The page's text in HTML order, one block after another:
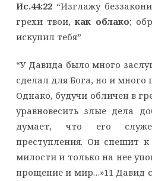
Ис.44:22“Изглажу
грехи твои,как облако;
искупил тебя”
“У Давида было много
сделал для Бога, но и много
Однако, будучи обличен в
уравновесить злые дела
думает, что его
преступления. Он спешит к
милости и только на нее
прощение и мир…»11 Давид